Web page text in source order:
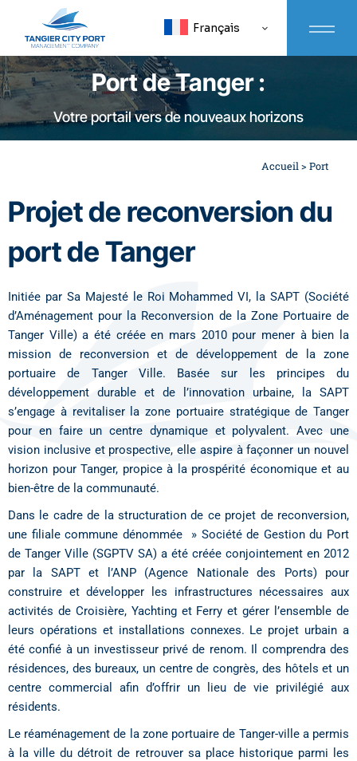
Français
Port de Tanger :
Votre portail vers de nouveaux horizons
Accueil > Port
Projet de reconversion du
port de Tanger
Initiée par Sa Majesté le Roi Mohammed VI, la SAPT (Société
d’Aménagement pour la Reconversion de la Zone Portuaire de
Tanger Ville) a été créée en mars 2010 pour mener à bien la
mission de reconversion et de développement de la zone
portuaire de Tanger Ville. Basée sur les principes du
développement durable et de l’innovation urbaine, la SAPT
s’engage à revitaliser la zone portuaire stratégique de Tanger
pour en faire un centre dynamique et polyvalent. Avec une
vision inclusive et prospective, elle aspire à façonner un nouvel
horizon pour Tanger, propice à la prospérité économique et au
bien-être de la communauté.
Dans le cadre de la structuration de ce projet de reconversion,
une filiale commune dénommée » Société de Gestion du Port
de Tanger Ville (SGPTV SA) a été créée conjointement en 2012
par la SAPT et l’ANP (Agence Nationale des Ports) pour
construire et développer les infrastructures nécessaires aux
activités de Croisière, Yachting et Ferry et gérer l’ensemble de
leurs opérations et installations connexes. Le projet urbain a
été confié à un investisseur privé de renom. Il comprendra des
résidences, des bureaux, un centre de congrès, des hôtels et un
centre commercial afin d’offrir un lieu de vie privilégié aux
résidents.
Le réaménagement de la zone portuaire de Tanger-ville a permis
à la ville du détroit de retrouver sa place historique parmi les